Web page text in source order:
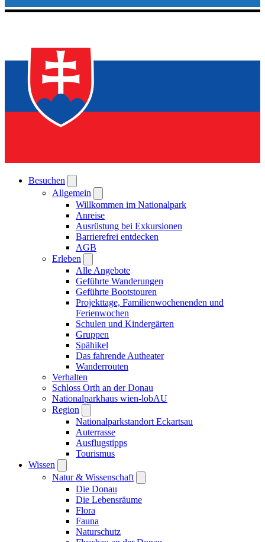
Besuchen
Allgemein
Willkommen im Nationalpark
Anreise
Ausrüstung bei Exkursionen
Barrierefrei entdecken
AGB
Erleben
Alle Angebote
Geführte Wanderungen
Geführte Bootstouren
Projekttage, Familienwochenenden und
Ferienwochen
Schulen und Kindergärten
Gruppen
Spähikel
Das fahrende Autheater
Wanderrouten
Verhalten
Schloss Orth an der Donau
Nationalparkhaus wien-lobAU
Region
Nationalparkstandort Eckartsau
Auterrasse
Ausflugstipps
Tourismus
Wissen
Natur & Wissenschaft
Die Donau
Die Lebensräume
Flora
Fauna
Naturschutz